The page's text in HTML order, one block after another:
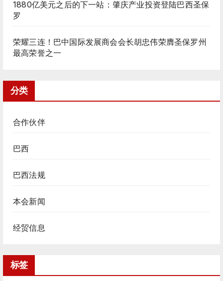
1880亿美元之后的下一站：肇庆产业投资登陆巴西圣保
罗
荣耀三连！巴中国际发展商会会长胡忠伟荣膺圣保罗州
最高荣誉之一
分类
合作伙伴
巴西
巴西法规
本会新闻
经贸信息
标签